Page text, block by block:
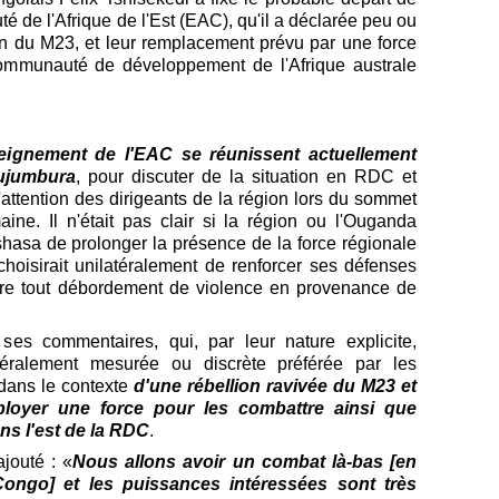
de l'Afrique de l'Est (EAC), qu'il a déclarée peu ou
du M23, et leur remplacement prévu par une force
de développement de l'Afrique australe
de l'EAC se réunissent actuellement
, pour discuter de la situation en RDC et
des dirigeants de la région lors du sommet
Il n'était pas clair si la région ou l'Ouganda
de prolonger la présence de la force régionale
unilatéralement de renforcer ses défenses
tout débordement de violence en provenance de
commentaires, qui, par leur nature explicite,
mesurée ou discrète préférée par les
le contexte d'une rébellion ravivée du M23 et
une force pour les combattre ainsi que
l'est de la RDC.
: «Nous allons avoir un combat là-bas [en
et les puissances intéressées sont très